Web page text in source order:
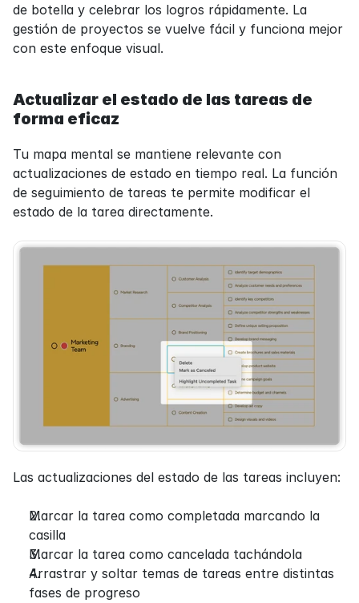
de botella y celebrar los logros rápidamente. La
gestión de proyectos se vuelve fácil y funciona mejor
con este enfoque visual.
Actualizar el estado de las tareas de
forma eficaz
Tu mapa mental se mantiene relevante con
actualizaciones de estado en tiempo real. La función
de seguimiento de tareas te permite modificar el
estado de la tarea directamente.
Las actualizaciones del estado de las tareas incluyen:
Marcar la tarea como completada marcando la
casilla
Marcar la tarea como cancelada tachándola
Arrastrar y soltar temas de tareas entre distintas
fases de progreso